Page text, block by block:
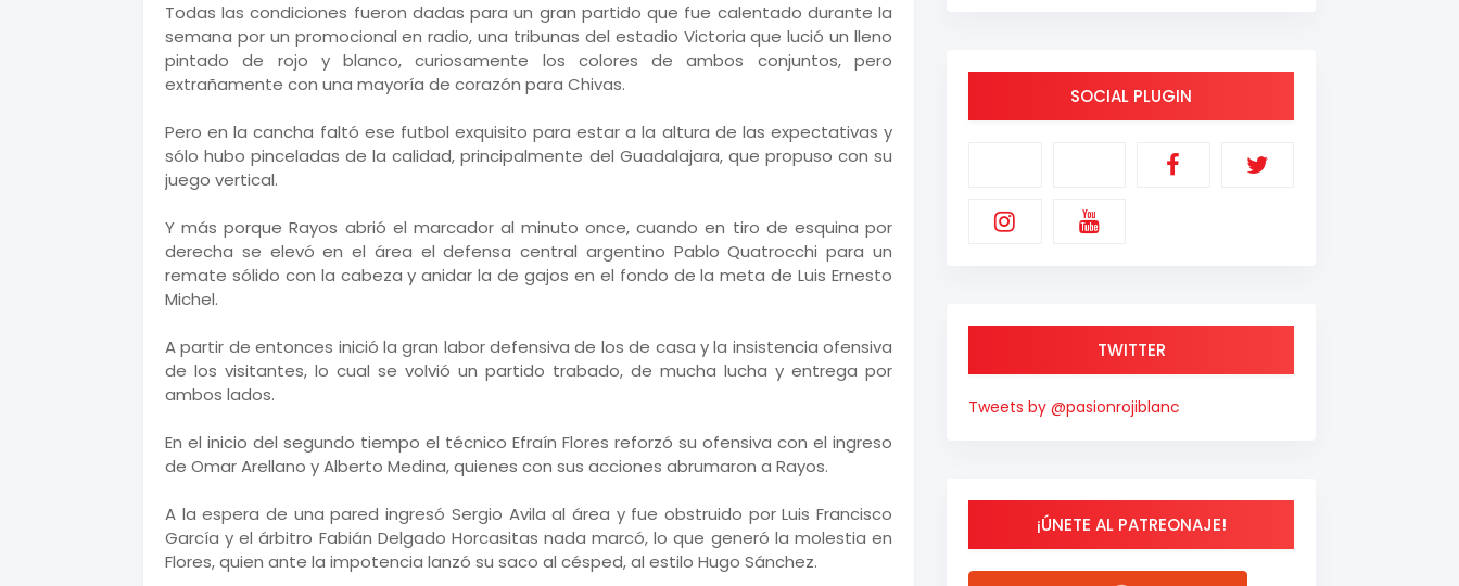
Todas las condiciones fueron dadas para un gran partido que fue calentado durante la
semana por un promocional en radio, una tribunas del estadio Victoria que lució un lleno
pintado de rojo y blanco, curiosamente los colores de ambos conjuntos, pero
extrañamente con una mayoría de corazón para Chivas.
Pero en la cancha faltó ese futbol exquisito para estar a la altura de las expectativas y
sólo hubo pinceladas de la calidad, principalmente del Guadalajara, que propuso con su
juego vertical.
Y más porque Rayos abrió el marcador al minuto once, cuando en tiro de esquina por
derecha se elevó en el área el defensa central argentino Pablo Quatrocchi para un
remate sólido con la cabeza y anidar la de gajos en el fondo de la meta de Luis Ernesto
Michel.
A partir de entonces inició la gran labor defensiva de los de casa y la insistencia ofensiva
de los visitantes, lo cual se volvió un partido trabado, de mucha lucha y entrega por
ambos lados.
En el inicio del segundo tiempo el técnico Efraín Flores reforzó su ofensiva con el ingreso
de Omar Arellano y Alberto Medina, quienes con sus acciones abrumaron a Rayos.
A la espera de una pared ingresó Sergio Avila al área y fue obstruido por Luis Francisco
García y el árbitro Fabián Delgado Horcasitas nada marcó, lo que generó la molestia en
Flores, quien ante la impotencia lanzó su saco al césped, al estilo Hugo Sánchez.
SOCIAL PLUGIN
TWITTER
Tweets by @pasionrojiblanc
¡ÚNETE AL PATREONAJE!